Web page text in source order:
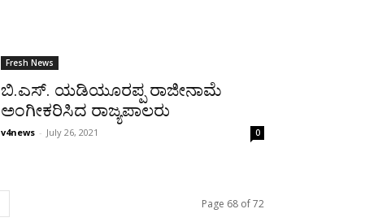
Fresh News
ಬಿ.ಎಸ್. ಯಡಿಯೂರಪ್ಪ ರಾಜೀನಾಮೆ
ಅಂಗೀಕರಿಸಿದ ರಾಜ್ಯಪಾಲರು
v4news - July 26, 2021 0
Page 68 of 72